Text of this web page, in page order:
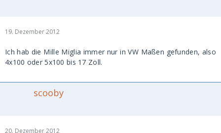
19. Dezember 2012
Ich hab die Mille Miglia immer nur in VW Maßen gefunden, also
4x100 oder 5x100 bis 17 Zoll.
scooby
20. Dezember 2012